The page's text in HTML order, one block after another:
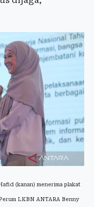
(kanan) menerima plakat
LKBN ANTARA Benny